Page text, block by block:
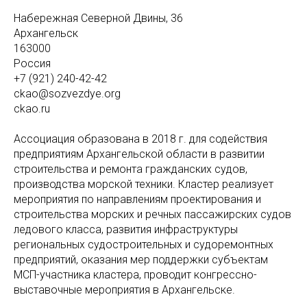
Набережная Северной Двины, 36
Архангельск
163000
Россия
+7 (921) 240-42-42
ckao@sozvezdye.org
ckao.ru
Ассоциация образована в 2018 г. для содействия
предприятиям Архангельской области в развитии
строительства и ремонта гражданских судов,
производства морской техники. Кластер реализует
мероприятия по направлениям проектирования и
строительства морских и речных пассажирских судов
ледового класса, развития инфраструктуры
региональных судостроительных и судоремонтных
предприятий, оказания мер поддержки субъектам
МСП-участника кластера, проводит конгрессно-
выставочные мероприятия в Архангельске.